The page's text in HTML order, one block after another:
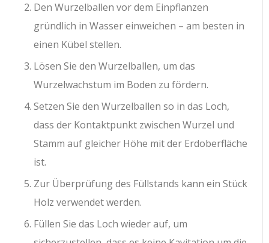
Den Wurzelballen vor dem Einpflanzen
gründlich in Wasser einweichen – am besten in
einen Kübel stellen.
Lösen Sie den Wurzelballen, um das
Wurzelwachstum im Boden zu fördern.
Setzen Sie den Wurzelballen so in das Loch,
dass der Kontaktpunkt zwischen Wurzel und
Stamm auf gleicher Höhe mit der Erdoberfläche
ist.
Zur Überprüfung des Füllstands kann ein Stück
Holz verwendet werden.
Füllen Sie das Loch wieder auf, um